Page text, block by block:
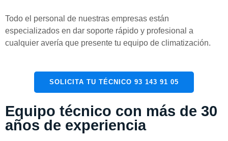
Todo el personal de nuestras empresas están
especializados en dar soporte rápido y profesional a
cualquier avería que presente tu equipo de climatización.
SOLICITA TU TÉCNICO 93 143 91 05
Equipo técnico con más de 30
años de experiencia